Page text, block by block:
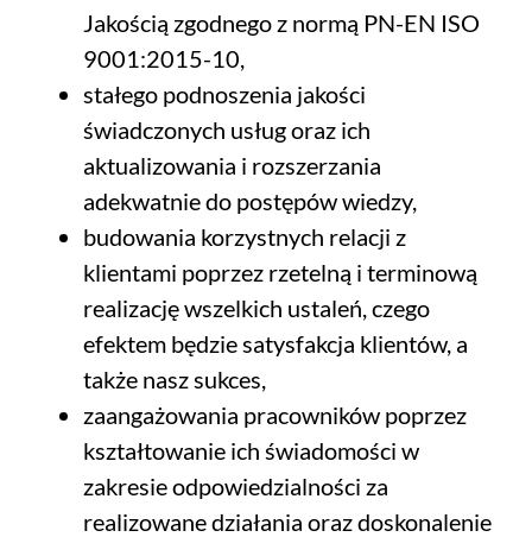
Jakością zgodnego z normą PN-EN ISO
9001:2015-10,
stałego podnoszenia jakości
świadczonych usług oraz ich
aktualizowania i rozszerzania
adekwatnie do postępów wiedzy,
budowania korzystnych relacji z
klientami poprzez rzetelną i terminową
realizację wszelkich ustaleń, czego
efektem będzie satysfakcja klientów, a
także nasz sukces,
zaangażowania pracowników poprzez
kształtowanie ich świadomości w
zakresie odpowiedzialności za
realizowane działania oraz doskonalenie